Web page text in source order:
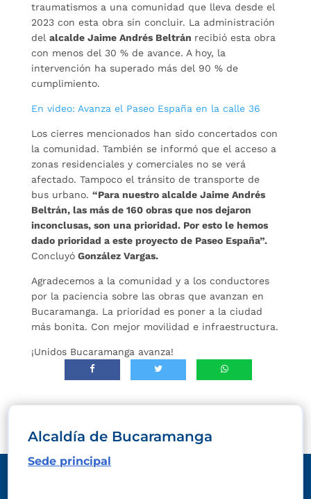
traumatismos a una comunidad que lleva desde el
2023 con esta obra sin concluir. La administración
del alcalde Jaime Andrés Beltrán recibió esta obra
con menos del 30 % de avance. A hoy, la
intervención ha superado más del 90 % de
cumplimiento.
En video: Avanza el Paseo España en la calle 36
Los cierres mencionados han sido concertados con
la comunidad. También se informó que el acceso a
zonas residenciales y comerciales no se verá
afectado. Tampoco el tránsito de transporte de
bus urbano. “Para nuestro alcalde Jaime Andrés
Beltrán, las más de 160 obras que nos dejaron
inconclusas, son una prioridad. Por esto le hemos
dado prioridad a este proyecto de Paseo España”.
ConcluyóGonzález Vargas.
Agradecemos a la comunidad y a los conductores
por la paciencia sobre las obras que avanzan en
Bucaramanga. La prioridad es poner a la ciudad
más bonita. Con mejor movilidad e infraestructura.
¡Unidos Bucaramanga avanza!
Alcaldía de Bucaramanga
Sede principal